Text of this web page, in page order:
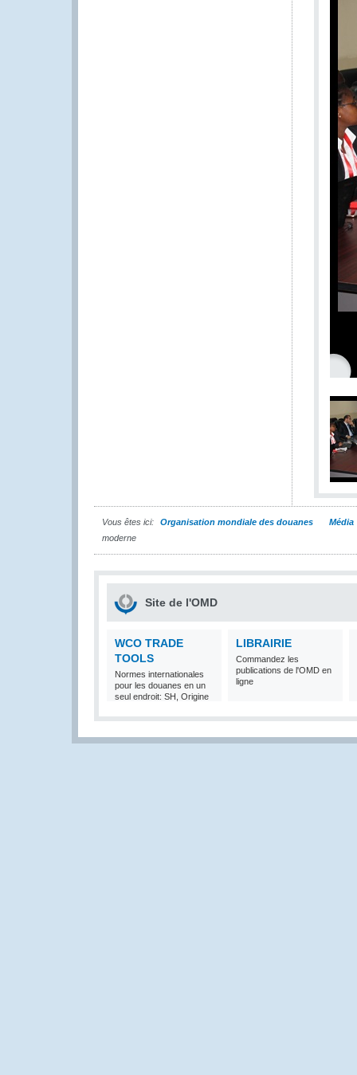
Vous êtes ici: Organisation mondiale des douanes
Média
moderne
Site de l'OMD
WCO TRADE
TOOLS
Normes internationales
pour les douanes en un
seul endroit: SH, Origine
LIBRAIRIE
Commandez les
publications de l'OMD en
ligne